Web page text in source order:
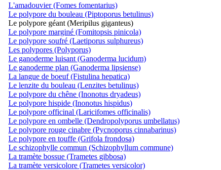
L'amadouvier (Fomes fomentarius)
Le polypore du bouleau (Piptoporus betulinus)
Le polypore géant (Meripilus giganteus)
Le polypore marginé (Fomitopsis pinicola)
Le polypore soufré (Laetiporus sulphureus)
Les polypores (Polyporus)
Le ganoderme luisant (Ganoderma lucidum)
Le ganoderme plan (Ganoderma lipsiense)
La langue de boeuf (Fistulina hepatica)
Le lenzite du bouleau (Lenzites betulinus)
Le polypore du chêne (Inonotus dryadeus)
Le polypore hispide (Inonotus hispidus)
Le polypore officinal (Laricifomes officinalis)
Le polypore en ombelle (Dendropolyporus umbellatus)
Le polypore rouge cinabre (Pycnoporus cinnabarinus)
Le polypore en touffe (Grifola frondosa)
Le schizophylle commun (Schizophyllum commune)
La tramète bossue (Trametes gibbosa)
La tramète versicolore (Trametes versicolor)